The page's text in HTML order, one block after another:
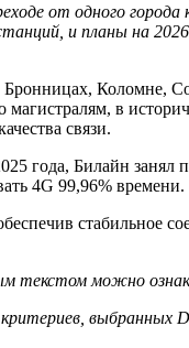
от одного города
и планы на
Коломне,
в
связи.
года, Билайн занял
4G 99,96% времени.
стабильное
текстом можно
выбранных